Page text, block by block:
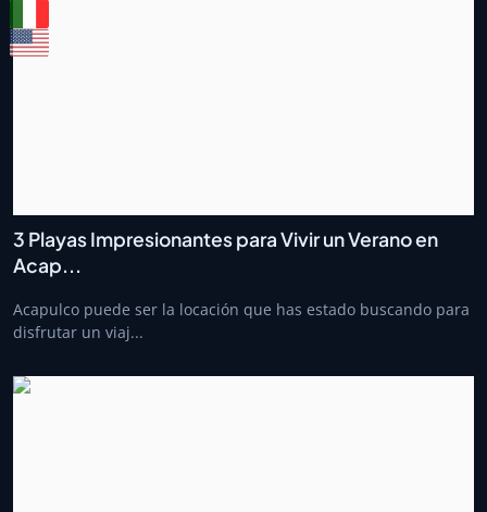
3 Playas Impresionantes para Vivir un Verano en
Acap...
Acapulco puede ser la locación que has estado buscando para
disfrutar un viaj...